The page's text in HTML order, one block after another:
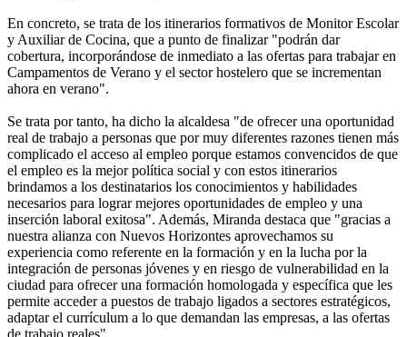
En concreto, se trata de los itinerarios formativos de Monitor Escolar
y Auxiliar de Cocina, que a punto de finalizar "podrán dar
cobertura, incorporándose de inmediato a las ofertas para trabajar en
Campamentos de Verano y el sector hostelero que se incrementan
ahora en verano".
Se trata por tanto, ha dicho la alcaldesa "de ofrecer una oportunidad
real de trabajo a personas que por muy diferentes razones tienen más
complicado el acceso al empleo porque estamos convencidos de que
el empleo es la mejor política social y con estos itinerarios
brindamos a los destinatarios los conocimientos y habilidades
necesarios para lograr mejores oportunidades de empleo y una
inserción laboral exitosa". Además, Miranda destaca que "gracias a
nuestra alianza con Nuevos Horizontes aprovechamos su
experiencia como referente en la formación y en la lucha por la
integración de personas jóvenes y en riesgo de vulnerabilidad en la
ciudad para ofrecer una formación homologada y específica que les
permite acceder a puestos de trabajo ligados a sectores estratégicos,
adaptar el currículum a lo que demandan las empresas, a las ofertas